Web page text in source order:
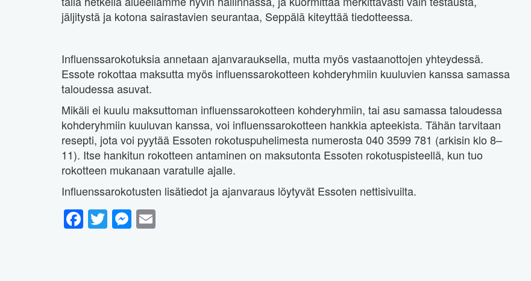
jäljitystä ja kotona sairastavien seurantaa, Seppälä kiteyttää tiedotteessa.
Influenssarokotuksia annetaan ajanvarauksella, mutta myös vastaanottojen yhteydessä.
Essote rokottaa maksutta myös influenssarokotteen kohderyhmiin kuuluvien kanssa samassa
taloudessa asuvat.
Mikäli ei kuulu maksuttoman influenssarokotteen kohderyhmiin, tai asu samassa taloudessa
kohderyhmiin kuuluvan kanssa, voi influenssarokotteen hankkia apteekista. Tähän tarvitaan
resepti, jota voi pyytää Essoten rokotuspuhelimesta numerosta 040 3599 781 (arkisin klo 8–
11). Itse hankitun rokotteen antaminen on maksutonta Essoten rokotuspisteellä, kun tuo
rokotteen mukanaan varatulle ajalle.
Influenssarokotusten lisätiedot ja ajanvaraus löytyvät Essoten nettisivuilta.
Facebook
TwitterMessenger